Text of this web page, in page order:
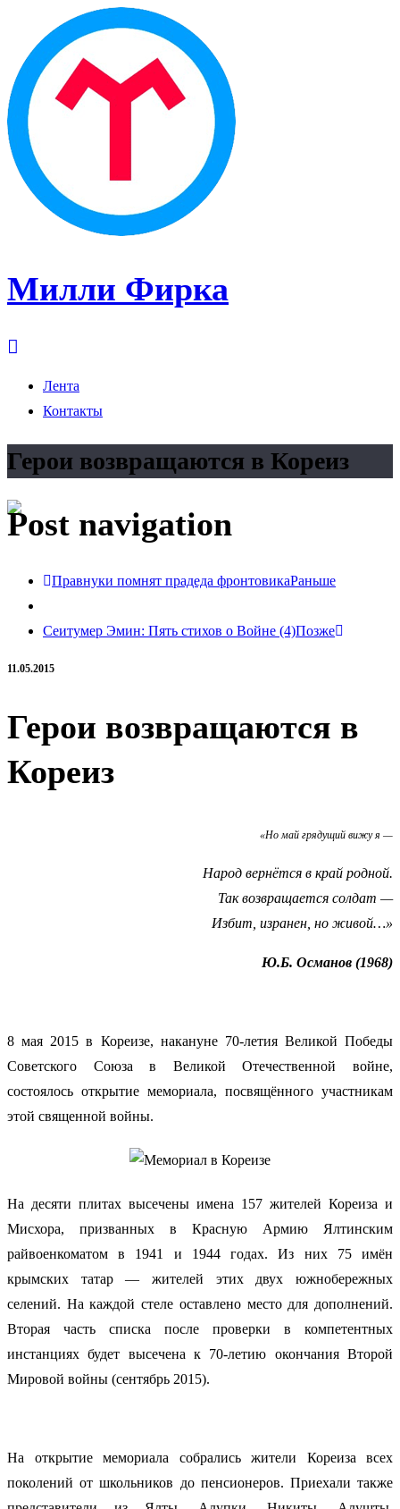
Милли Фирка
Лента
Контакты
Герои возвращаются в Кореиз
Post navigation
Правнуки помнят прадеда фронтовикаРаньше
Сеитумер Эмин: Пять стихов о Войне (4)Позже
11.05.2015
Герои возвращаются в
Кореиз
«Но май грядущий вижу я —
Народ вернётся в край родной.
Так возвращается солдат —
Избит, изранен, но живой…»
Ю.Б. Османов (1968)
8 мая 2015 в Кореизе, накануне 70-летия Великой Победы
Советского Союза в Великой Отечественной войне,
состоялось открытие мемориала, посвящённого участникам
этой священной войны.
На десяти плитах высечены имена 157 жителей Кореиза и
Мисхора, призванных в Красную Армию Ялтинским
райвоенкоматом в 1941 и 1944 годах. Из них 75 имён
крымских татар — жителей этих двух южнобережных
селений. На каждой стеле оставлено место для дополнений.
Вторая часть списка после проверки в компетентных
инстанциях будет высечена к 70-летию окончания Второй
Мировой войны (сентябрь 2015).
На открытие мемориала собрались жители Кореиза всех
поколений от школьников до пенсионеров. Приехали также